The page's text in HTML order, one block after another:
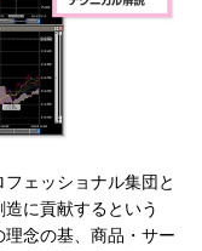
ェッショナル集団と
に貢献するという
理念の基、商品・サー